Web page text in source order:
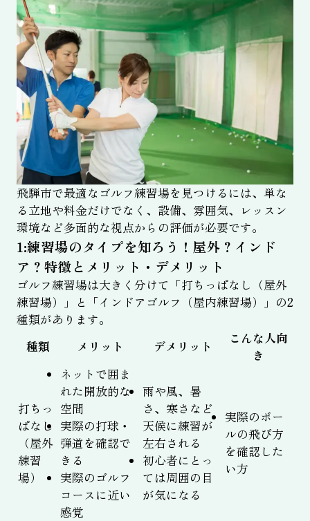
飛騨市で最適なゴルフ練習場を見つけるには、単な
る立地や料金だけでなく、設備、雰囲気、レッスン
環境など多面的な視点からの評価が必要です。
1:練習場のタイプを知ろう！屋外？インド
ア？特徴とメリット・デメリット
ゴルフ練習場は大きく分けて「打ちっぱなし（屋外
練習場）」と「インドアゴルフ（屋内練習場）」の2
種類があります。
種類
メリット デメリット
こんな人向
き
打ちっ
ぱなし
（屋外
練習
場）
ネットで囲ま
れた開放的な
空間
実際の打球・
弾道を確認で
きる
実際のゴルフ
コースに近い
感覚
雨や風、暑
さ、寒さなど
天候に練習が
左右される
初心者にとっ
ては周囲の目
が気になる
実際のボー
ルの飛び方
を確認した
い方